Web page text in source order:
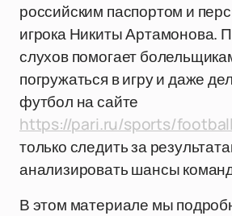
российским паспортом и
игрока Никиты Артамонова.
слухов помогает
погружаться в игру и даже
футбол на сайте
https://pari.ru/sports/football
только следить за
анализировать шансы
В этом материале мы